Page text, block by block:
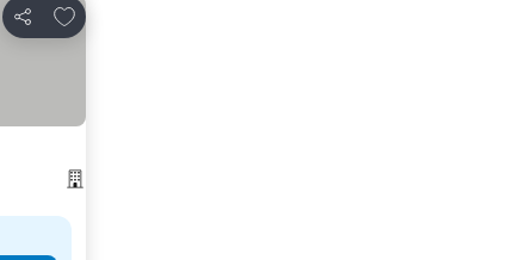
Partilhar
Adicionar aos favoritos